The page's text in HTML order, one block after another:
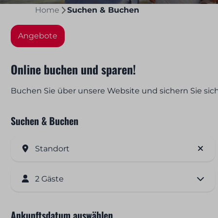
Home Suchen & Buchen
Angebote
Online buchen und sparen!
Buchen Sie über unsere Website und sichern Sie
Suchen & Buchen
Standort
2 Gäste
Ankunftsdatum auswählen